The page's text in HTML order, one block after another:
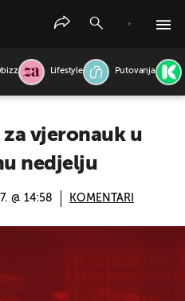
Lifestyle Putovanja
vjeronauk u
nedjelju
@ 14:58 KOMENTARI